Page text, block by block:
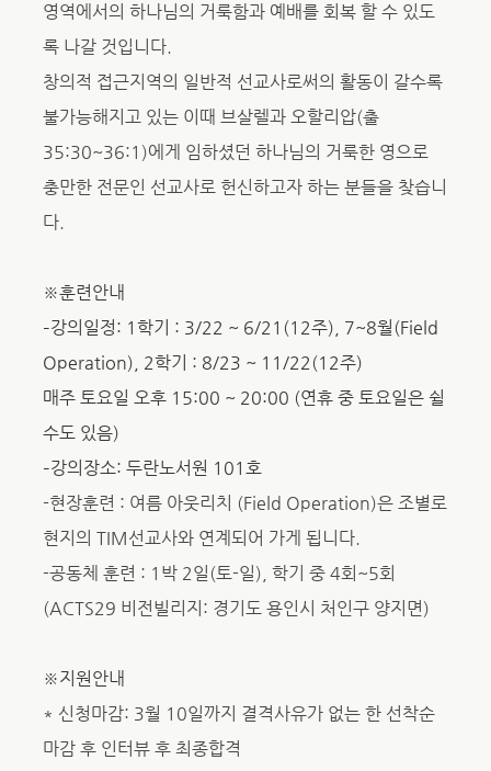
영역에서의 하나님의 거룩함과 예배를 회복 할 수 있도
록 나갈 것입니다.
창의적 접근지역의 일반적 선교사로써의 활동이 갈수록
불가능해지고 있는 이때 브살렐과 오할리압(출
35:30~36:1)에게 임하셨던 하나님의 거룩한 영으로
충만한 전문인 선교사로 헌신하고자 하는 분들을 찾습니
다.
※훈련안내
–강의일정: 1학기 : 3/22 ~ 6/21(12주), 7~8월(Field
Operation), 2학기 : 8/23 ~ 11/22(12주)
매주 토요일 오후 15:00 ~ 20:00 (연휴 중 토요일은 쉴
수도 있음)
–강의장소: 두란노서원 101호
-현장훈련 : 여름 아웃리치 (Field Operation)은 조별로
현지의 TIM선교사와 연계되어 가게 됩니다.
-공동체 훈련 : 1박 2일(토-일), 학기 중 4회~5회
(ACTS29 비전빌리지: 경기도 용인시 처인구 양지면)
※지원안내
* 신청마감: 3월 10일까지 결격사유가 없는 한 선착순
마감 후 인터뷰 후 최종합격